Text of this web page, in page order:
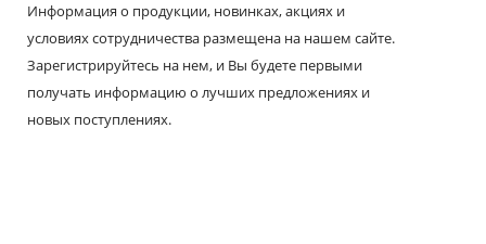
Информация о продукции, новинках, акциях и
условиях сотрудничества размещена на нашем сайте.
Зарегистрируйтесь на нем, и Вы будете первыми
получать информацию о лучших предложениях и
новых поступлениях.